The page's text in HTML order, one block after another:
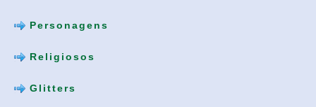
Personagens
Religiosos
Glitters